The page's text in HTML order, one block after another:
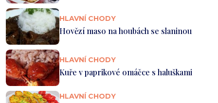
HLAVNÍ CHODY
Hovězí maso na houbách se slaninou
HLAVNÍ CHODY
Kuře v paprikové omáčce s haluškami
HLAVNÍ CHODY